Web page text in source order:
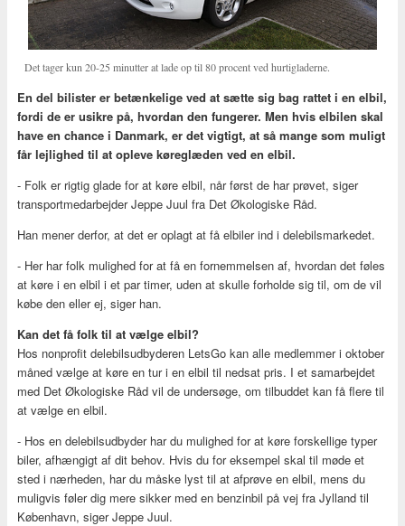
Det tager kun 20-25 minutter at lade op til 80 procent ved hurtigladerne.
En del bilister er betænkelige ved at sætte sig bag rattet i en elbil,
fordi de er usikre på, hvordan den fungerer. Men hvis elbilen skal
have en chance i Danmark, er det vigtigt, at så mange som muligt
får lejlighed til at opleve køreglæden ved en elbil.
- Folk er rigtig glade for at køre elbil, når først de har prøvet, siger
transportmedarbejder Jeppe Juul fra Det Økologiske Råd.
Han mener derfor, at det er oplagt at få elbiler ind i delebilsmarkedet.
- Her har folk mulighed for at få en fornemmelsen af, hvordan det føles
at køre i en elbil i et par timer, uden at skulle forholde sig til, om de vil
købe den eller ej, siger han.
Kan det få folk til at vælge elbil?
Hos nonprofit delebilsudbyderen LetsGo kan alle medlemmer i oktober
måned vælge at køre en tur i en elbil til nedsat pris. I et samarbejdet
med Det Økologiske Råd vil de undersøge, om tilbuddet kan få flere til
at vælge en elbil.
- Hos en delebilsudbyder har du mulighed for at køre forskellige typer
biler, afhængigt af dit behov. Hvis du for eksempel skal til møde et
sted i nærheden, har du måske lyst til at afprøve en elbil, mens du
muligvis føler dig mere sikker med en benzinbil på vej fra Jylland til
København, siger Jeppe Juul.